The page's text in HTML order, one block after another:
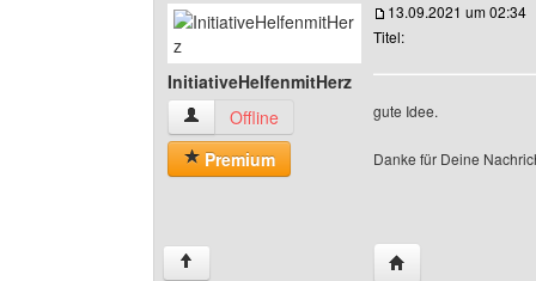
InitiativeHelfenmitHerz
InitiativeHelfenmitHerz Benutzer-Profile
Offline
Premium
13.09.2021 um 02:34
Titel:
gute Idee.
Danke für Deine
↑ Website dieses